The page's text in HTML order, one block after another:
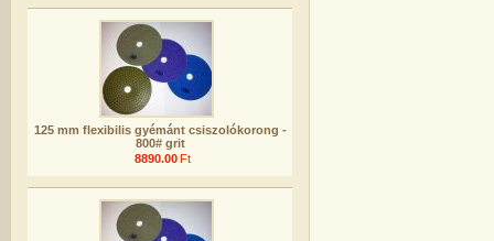
125 mm flexibilis gyémánt csiszolókorong -
800# grit
8890.00 Ft